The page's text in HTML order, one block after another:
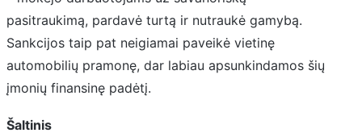
pasitraukimą, pardavė turtą ir nutraukė gamybą.
Sankcijos taip pat neigiamai paveikė vietinę
automobilių pramonę, dar labiau apsunkindamos šių
įmonių finansinę padėtį.
Šaltinis